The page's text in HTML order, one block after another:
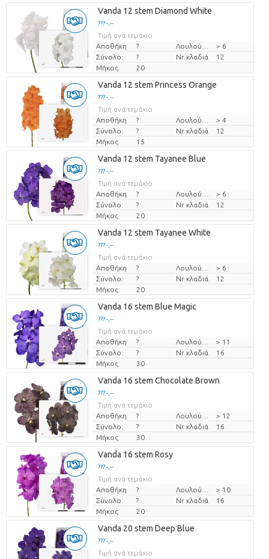
Vanda 12 stem Diamond White
??? -,--
Τιμή ανά τεμάχιο
Αποθήκη
?
> 6
Σύνολο:
? Nr κλαδιά
12
Μήκος
20
Vanda 12 stem Princess Orange
??? -,--
Τιμή ανά τεμάχιο
Αποθήκη
?
> 4
Σύνολο:
? Nr κλαδιά
12
Μήκος
15
Vanda 12 stem Tayanee Blue
??? -,--
Τιμή ανά τεμάχιο
Αποθήκη
?
> 6
Σύνολο:
? Nr κλαδιά
12
Μήκος
20
Vanda 12 stem Tayanee White
??? -,--
Τιμή ανά τεμάχιο
Αποθήκη
?
> 6
Σύνολο:
? Nr κλαδιά
12
Μήκος
20
Vanda 16 stem Blue Magic
??? -,--
Τιμή ανά τεμάχιο
Αποθήκη
?
> 11
Σύνολο:
? Nr κλαδιά
16
Μήκος
30
Vanda 16 stem Chocolate Brown
??? -,--
Τιμή ανά τεμάχιο
Αποθήκη
?
> 12
Σύνολο:
? Nr κλαδιά
16
Μήκος
30
Vanda 16 stem Rosy
??? -,--
Τιμή ανά τεμάχιο
Αποθήκη
?
> 10
Σύνολο:
? Nr κλαδιά
16
Μήκος
20
Vanda 20 stem Deep Blue
??? -,--
Τιμή ανά τεμάχιο